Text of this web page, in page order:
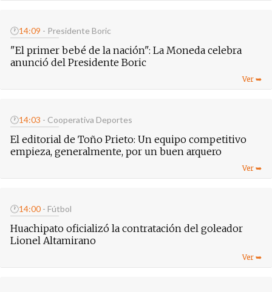
🕐14:09 - Presidente Boric
"El primer bebé de la nación": La Moneda celebra
anunció del Presidente Boric
🕐14:03 - Cooperativa Deportes
El editorial de Toño Prieto: Un equipo competitivo
empieza, generalmente, por un buen arquero
🕐14:00 - Fútbol
Huachipato oficializó la contratación del goleador
Lionel Altamirano